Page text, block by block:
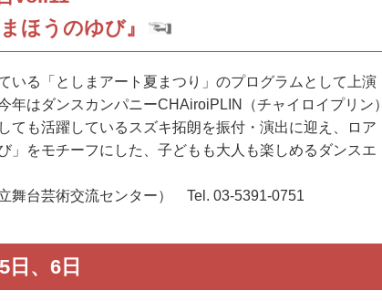
ほうのゆび』
いる「としまアート夏まつり」のプログラムとして上演
年はダンスカンパニーCHAiroiPLIN（チャイロイプリン）
ても活躍しているスズキ拓朗を振付・演出に迎え、ロア
」をモチーフにした、子どもも大人も楽しめるダンスエ
舞台芸術交流センター） Tel. 03-5391-0751
、6日